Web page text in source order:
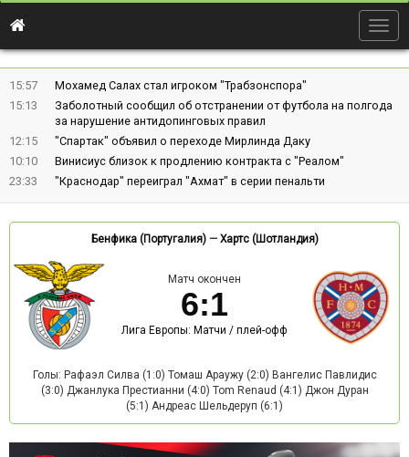
15:57
Мохамед Салах стал игроком "Трабзонспора"
15:13
Заболотный сообщил об отстранении от футбола на полгода
за нарушение антидопинговых правил
12:15
"Спартак" объявил о переходе Мирлинда Даку
10:10
Винисиус близок к продлению контракта с "Реалом"
23:33
"Краснодар" переиграл "Ахмат" в серии пенальти
Бенфика (Португалия)— Хартс (Шотландия)
Матч окончен
6:1
Лига Европы: Матчи / плей-офф
Голы: Рафаэл Силва (1:0) Томаш Араужу (2:0) Вангелис Павлидис
(3:0) Джанлука Престианни (4:0) Tom Renaud (4:1) Джон Дуран
(5:1) Андреас Шельдеруп (6:1)